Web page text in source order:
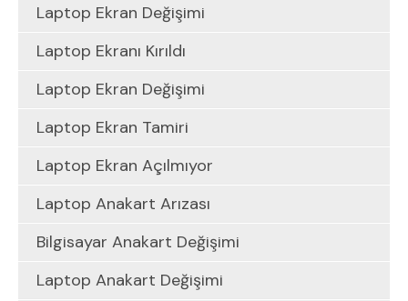
Laptop Ekran Değişimi
Laptop Ekranı Kırıldı
Laptop Ekran Değişimi
Laptop Ekran Tamiri
Laptop Ekran Açılmıyor
Laptop Anakart Arızası
Bilgisayar Anakart Değişimi
Laptop Anakart Değişimi